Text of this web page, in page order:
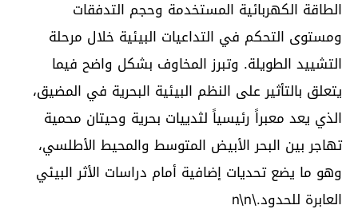
الطاقة الكهربائية المستخدمة وحجم التدفقات
ومستوى التحكم في التداعيات البيئية خلال مرحلة
التشييد الطويلة. وتبرز المخاوف بشكل واضح فيما
يتعلق بالتأثير على النظم البيئية البحرية في المضيق،
الذي يعد معبراً رئيسياً لثدييات بحرية وحيتان محمية
تهاجر بين البحر الأبيض المتوسط والمحيط الأطلسي،
وهو ما يضع تحديات إضافية أمام دراسات الأثر البيئي
العابرة للحدود.\n\n